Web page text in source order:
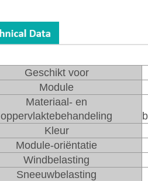
Geschikt voor
Module
Materiaal- en
oppervlaktebehandeling
Kleur
Module-oriëntatie
Windbelasting
Sneeuwbelasting